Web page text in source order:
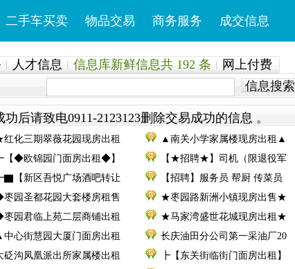
二手车买卖 物品交易 商务服务 成交信息
人才信息 信息库新鲜信息共 192 条
网上付费
信息搜索
后请致电0911-2123123删除交易成功的信息 。
化三期翠薇花园现房出租
▲南关小学家属楼现房出租▲
┣【◆欧锦园门面房出租◆】
【★招聘★】司机（限退役军
┣▇【新区吾悦广场酒吧转让
【招聘】服务员 帮厨 传菜员
园圣都花园大套楼房租售
★枣园路新洲小镇现房出售★
园君临上苑二层商铺出租
★马家湾盛世花城现房出租★
中心街慧园大厦门面房出租
长庆油田分公司第一采油厂20
砭沟凤凰派出所家属楼出租
┣【东关街临街门面房出租】